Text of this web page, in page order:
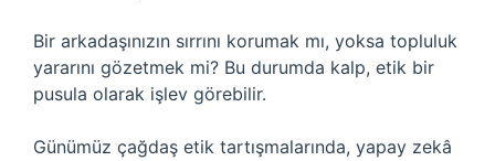
Bir arkadaşınızın sırrını korumak mı, yoksa topluluk
yararını gözetmek mi? Bu durumda kalp, etik bir
pusula olarak işlev görebilir.
Günümüz çağdaş etik tartışmalarında, yapay zekâ